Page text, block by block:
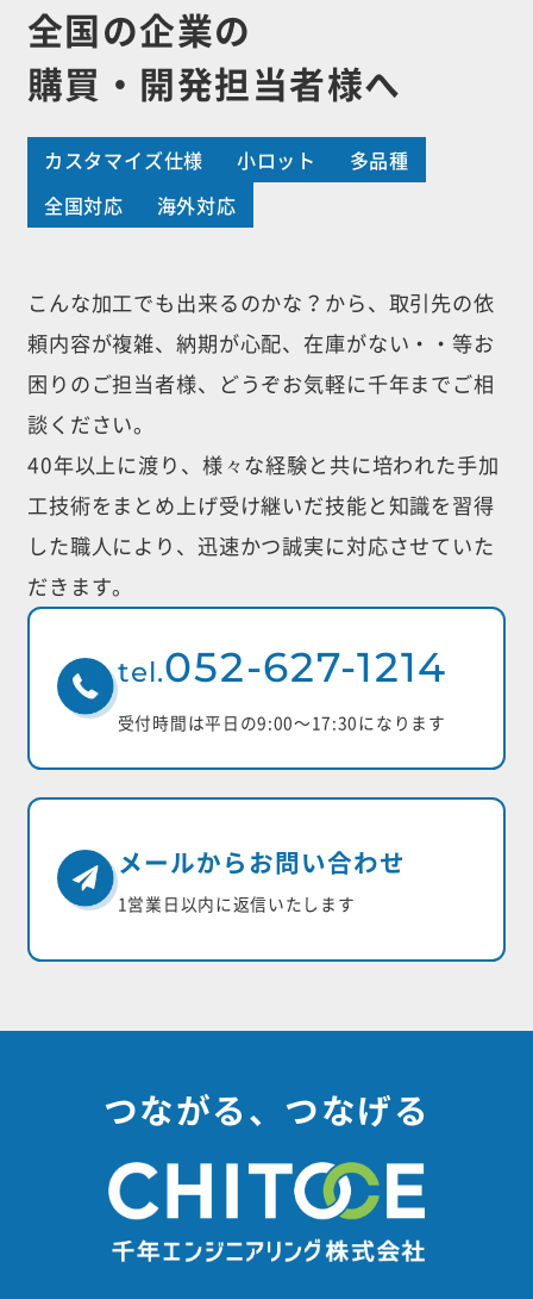
全国の企業の
購買・開発担当者様へ
カスタマイズ仕様 小ロット
多品種
全国対応
海外対応
こんな加工でも出来るのかな？から、取引先の依
頼内容が複雑、納期が心配、 在庫がない・・等お
困りのご担当者様、どうぞお気軽に千年までご相
談ください。
40年以上に渡り、様々な経験と共に培われた手加
工技術をまとめ上げ受け継いだ技能と知識を習得
した職人により、迅速かつ誠実に対応させていた
だきます。
tel.052-627-1214
受付時間は平日の9:00〜17:30になります
メールからお問い合わせ
1営業日以内に返信いたします
つながる、つなげる